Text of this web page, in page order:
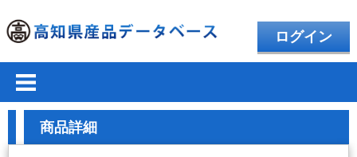
ログイン
商品詳細